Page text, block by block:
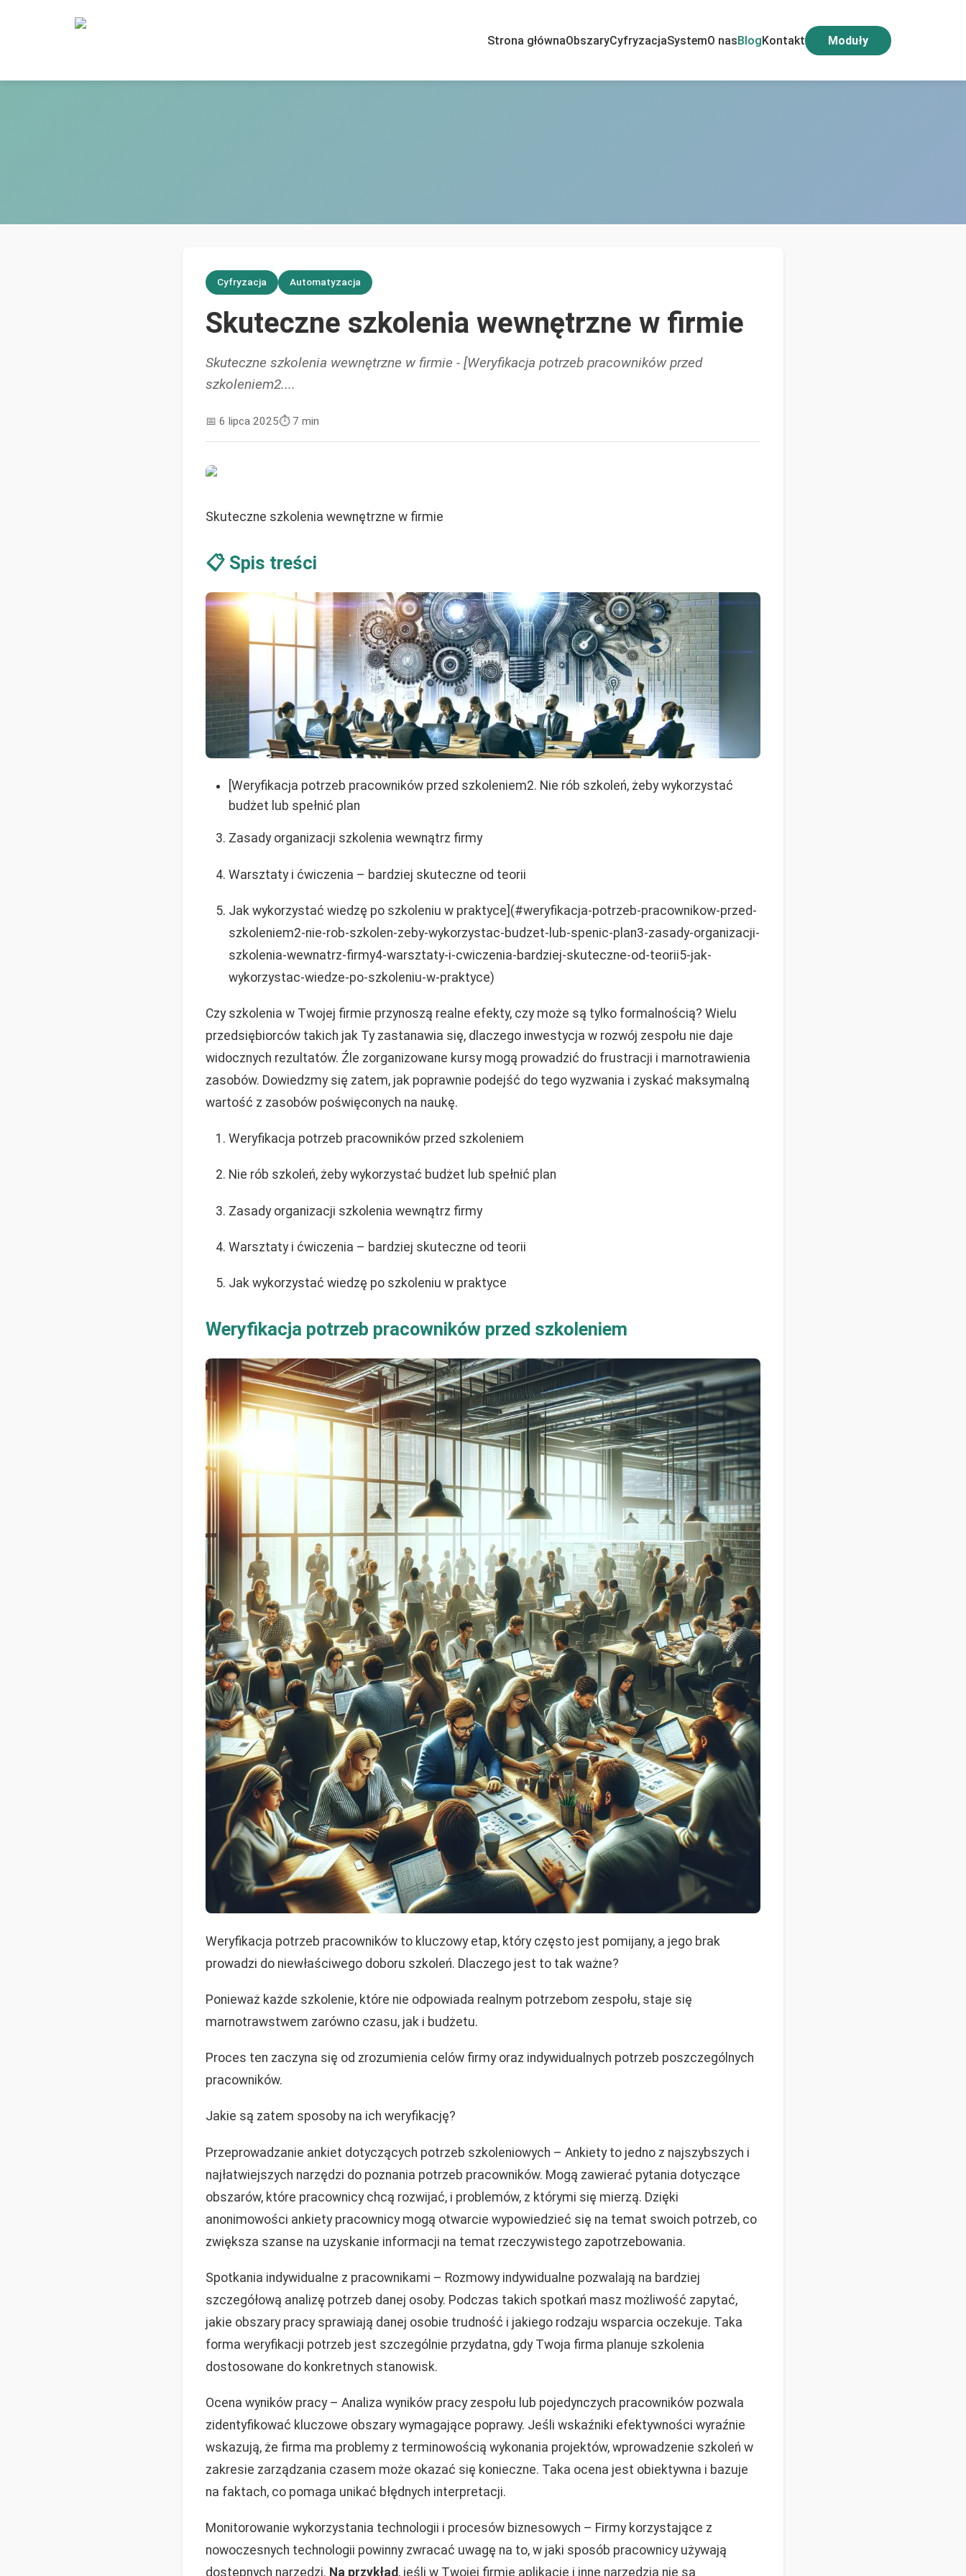
Strona głównaObszaryCyfryzacjaSystemO nasBlogKontakt Moduły
Cyfryzacja Automatyzacja
Skuteczne szkolenia wewnętrzne w firmie
Skuteczne szkolenia wewnętrzne w firmie - [Weryfikacja potrzeb pracowników przed
szkoleniem2....
📅 6 lipca 2025⏱️ 7 min
Skuteczne szkolenia wewnętrzne w firmie
📋 Spis treści
[Weryfikacja potrzeb pracowników przed szkoleniem2. Nie rób szkoleń, żeby wykorzystać
budżet lub spełnić plan
Zasady organizacji szkolenia wewnątrz firmy
Warsztaty i ćwiczenia – bardziej skuteczne od teorii
Jak wykorzystać wiedzę po szkoleniu w praktyce](#weryfikacja-potrzeb-pracownikow-przed-
szkoleniem2-nie-rob-szkolen-zeby-wykorzystac-budzet-lub-spenic-plan3-zasady-organizacji-
szkolenia-wewnatrz-firmy4-warsztaty-i-cwiczenia-bardziej-skuteczne-od-teorii5-jak-
wykorzystac-wiedze-po-szkoleniu-w-praktyce)
Czy szkolenia w Twojej firmie przynoszą realne efekty, czy może są tylko formalnością? Wielu
przedsiębiorców takich jak Ty zastanawia się, dlaczego inwestycja w rozwój zespołu nie daje
widocznych rezultatów. Źle zorganizowane kursy mogą prowadzić do frustracji i marnotrawienia
zasobów. Dowiedzmy się zatem, jak poprawnie podejść do tego wyzwania i zyskać maksymalną
wartość z zasobów poświęconych na naukę.
Weryfikacja potrzeb pracowników przed szkoleniem
Nie rób szkoleń, żeby wykorzystać budżet lub spełnić plan
Zasady organizacji szkolenia wewnątrz firmy
Warsztaty i ćwiczenia – bardziej skuteczne od teorii
Jak wykorzystać wiedzę po szkoleniu w praktyce
Weryfikacja potrzeb pracowników przed szkoleniem
Weryfikacja potrzeb pracowników to kluczowy etap, który często jest pomijany, a jego brak
prowadzi do niewłaściwego doboru szkoleń. Dlaczego jest to tak ważne?
Ponieważ każde szkolenie, które nie odpowiada realnym potrzebom zespołu, staje się
marnotrawstwem zarówno czasu, jak i budżetu.
Proces ten zaczyna się od zrozumienia celów firmy oraz indywidualnych potrzeb poszczególnych
pracowników.
Jakie są zatem sposoby na ich weryfikację?
Przeprowadzanie ankiet dotyczących potrzeb szkoleniowych – Ankiety to jedno z najszybszych i
najłatwiejszych narzędzi do poznania potrzeb pracowników. Mogą zawierać pytania dotyczące
obszarów, które pracownicy chcą rozwijać, i problemów, z którymi się mierzą. Dzięki
anonimowości ankiety pracownicy mogą otwarcie wypowiedzieć się na temat swoich potrzeb, co
zwiększa szanse na uzyskanie informacji na temat rzeczywistego zapotrzebowania.
Spotkania indywidualne z pracownikami – Rozmowy indywidualne pozwalają na bardziej
szczegółową analizę potrzeb danej osoby. Podczas takich spotkań masz możliwość zapytać,
jakie obszary pracy sprawiają danej osobie trudność i jakiego rodzaju wsparcia oczekuje. Taka
forma weryfikacji potrzeb jest szczególnie przydatna, gdy Twoja firma planuje szkolenia
dostosowane do konkretnych stanowisk.
Ocena wyników pracy – Analiza wyników pracy zespołu lub pojedynczych pracowników pozwala
zidentyfikować kluczowe obszary wymagające poprawy. Jeśli wskaźniki efektywności wyraźnie
wskazują, że firma ma problemy z terminowością wykonania projektów, wprowadzenie szkoleń w
zakresie zarządzania czasem może okazać się konieczne. Taka ocena jest obiektywna i bazuje
na faktach, co pomaga unikać błędnych interpretacji.
Monitorowanie wykorzystania technologii i procesów biznesowych – Firmy korzystające z
nowoczesnych technologii powinny zwracać uwagę na to, w jaki sposób pracownicy używają
dostępnych narzędzi. Na przykład , jeśli w Twojej firmie aplikacje i inne narzędzia nie są